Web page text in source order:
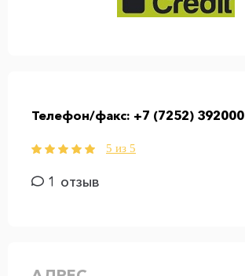
Телефон/факс: +7 (7252) 392000
5 из 5
1 отзыв